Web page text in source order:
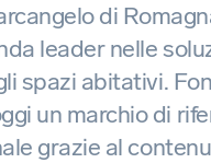
di
leader nelle
spazi abitativi.
un marchio di
grazie al